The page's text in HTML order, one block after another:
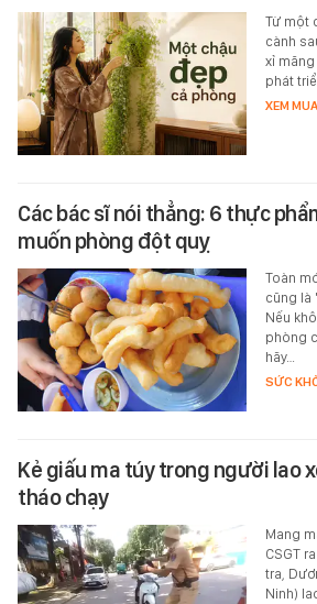
Từ một
cành
xỉ
phát
XEM
Các bác sĩ nói thẳng: 6 thực
muốn phòng đột quỵ
Toàn
cũng là
Nếu
phòng
hãy…
SỨC
Kẻ giấu ma túy trong người lao
tháo chạy
Mang
CSGT
tra,
Ninh)